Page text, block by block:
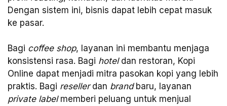
Dengan sistem ini, bisnis dapat lebih cepat masuk
ke pasar.
Bagi coffee shop, layanan ini membantu menjaga
konsistensi rasa. Bagi hoteldan restoran, Kopi
Online dapat menjadi mitra pasokan kopi yang lebih
praktis. Bagi resellerdan brandbaru, layanan
private labelmemberi peluang untuk menjual